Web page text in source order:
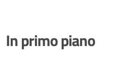
In primo piano